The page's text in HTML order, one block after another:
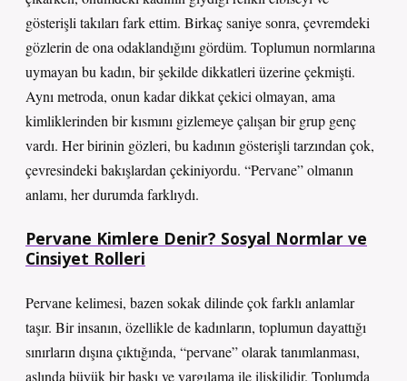
gösterişli takıları fark ettim. Birkaç saniye sonra, çevremdeki
gözlerin de ona odaklandığını gördüm. Toplumun normlarına
uymayan bu kadın, bir şekilde dikkatleri üzerine çekmişti.
Aynı metroda, onun kadar dikkat çekici olmayan, ama
kimliklerinden bir kısmını gizlemeye çalışan bir grup genç
vardı. Her birinin gözleri, bu kadının gösterişli tarzından çok,
çevresindeki bakışlardan çekiniyordu. “Pervane” olmanın
anlamı, her durumda farklıydı.
Pervane Kimlere Denir? Sosyal Normlar ve
Cinsiyet Rolleri
Pervane kelimesi, bazen sokak dilinde çok farklı anlamlar
taşır. Bir insanın, özellikle de kadınların, toplumun dayattığı
sınırların dışına çıktığında, “pervane” olarak tanımlanması,
aslında büyük bir baskı ve yargılama ile ilişkilidir. Toplumda